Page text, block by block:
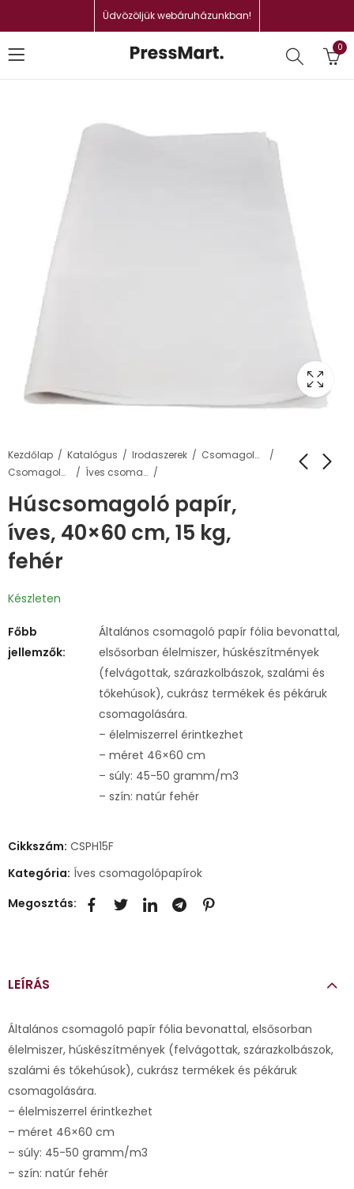
Üdvözöljük webáruházunkban!
0
Kezdőlap Katalógus Irodaszerek
Csomagolás, tárolás
Csomagolópapírok
Íves csomagolópapírok
Húscsomagoló papír,
íves, 40×60 cm, 15 kg,
fehér
Készleten
Főbb
jellemzők:
Általános csomagoló papír fólia bevonattal,
elsősorban élelmiszer, húskészítmények
(felvágottak, szárazkolbászok, szalámi és
tőkehúsok), cukrász termékek és pékáruk
csomagolására.
– élelmiszerrel érintkezhet
– méret 46×60 cm
– súly: 45-50 gramm/m3
– szín: natúr fehér
Cikkszám: CSPH15F
Kategória: Íves csomagolópapírok
Megosztás:
LEÍRÁS
Általános csomagoló papír fólia bevonattal, elsősorban
élelmiszer, húskészítmények (felvágottak, szárazkolbászok,
szalámi és tőkehúsok), cukrász termékek és pékáruk
csomagolására.
– élelmiszerrel érintkezhet
– méret 46×60 cm
– súly: 45-50 gramm/m3
– szín: natúr fehér